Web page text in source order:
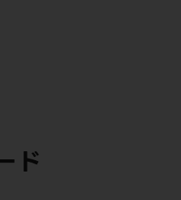
ド